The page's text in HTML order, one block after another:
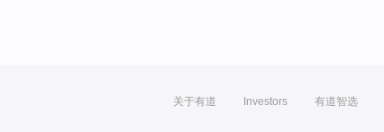
关于有道 Investors 有道智选